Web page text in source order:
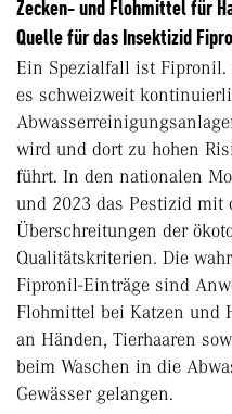
Zecken- und Flohmittel für
Quelle für das Insektizid
Ein Spezialfall ist Fipronil.
es schweizweit
wird und dort zu hohen
führt. In den nationalen
und 2023 das Pestizid mit
Überschreitungen der
Qualitätskriterien. Die
Fipronil-Einträge sind
Flohmittel bei Katzen und
an Händen, Tierhaaren
beim Waschen in die
Gewässer gelangen.